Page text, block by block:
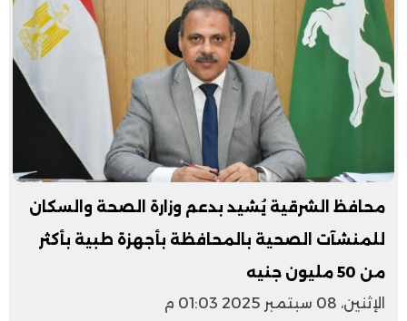
محافظ الشرقية يُشيد بدعم وزارة الصحة والسكان
للمنشآت الصحية بالمحافظة بأجهزة طبية بأكثر
من 50 مليون جنيه
الإثنين، 08 سبتمبر 2025 01:03 م